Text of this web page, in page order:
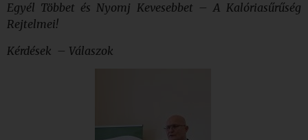
Egyél Többet és Nyomj Kevesebbet – A Kalóriasűrűség
Rejtelmei!
Kérdések – Válaszok